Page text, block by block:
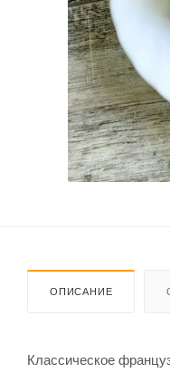
ОПИСАНИЕ
Классическое